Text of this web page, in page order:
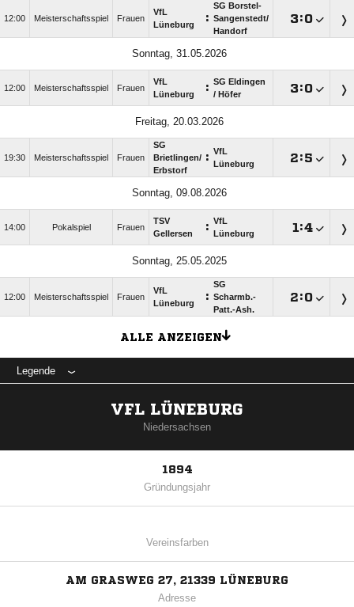
12:00 Meisterschaftsspiel Frauen
VfL
Lüneburg
:
SG Borstel-
Sangenstedt/​
Handorf
:
Sonntag, 31.05.2026
12:00 Meisterschaftsspiel Frauen
VfL
Lüneburg
: SG Eldingen
/​ Höfer
:
Freitag, 20.03.2026
19:30 Meisterschaftsspiel Frauen
SG
Brietlingen/​
Erbstorf
: VfL
Lüneburg
:
Sonntag, 09.08.2026
14:00 Pokalspiel Frauen
TSV
Gellersen
: VfL
Lüneburg
:
Sonntag, 25.05.2025
12:00 Meisterschaftsspiel Frauen
VfL
Lüneburg
:
SG
Scharmb.-
Patt.-Ash.
:
ALLE ANZEIGEN
Legende
VFL LÜNEBURG
Niedersachsen
1894
Gründungsjahr
Vereinsfarben
AM GRASWEG 27, 21339 LÜNEBURG
Adresse